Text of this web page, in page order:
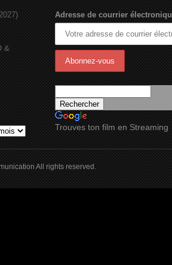
&
Adresse de courrier
Trouves ton film en Streaming
All rights reserved.